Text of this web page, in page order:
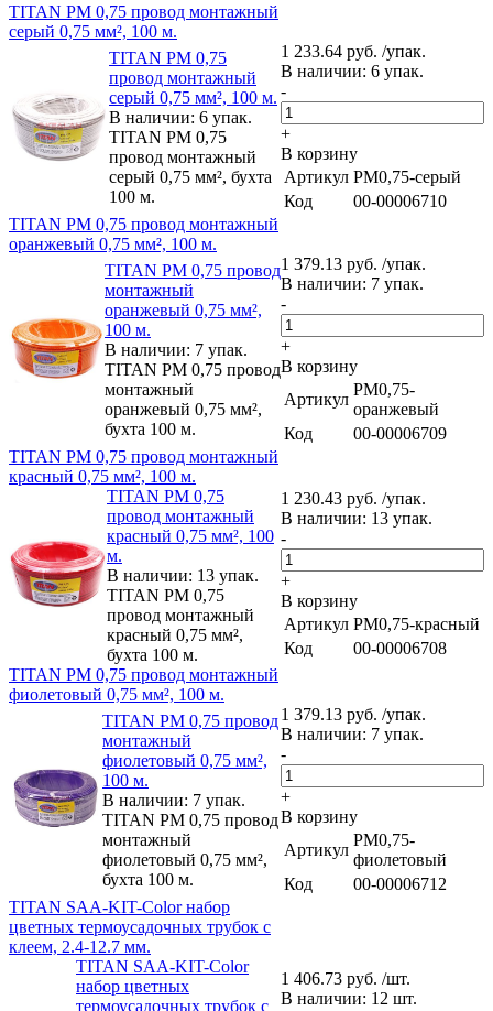
TITAN PM 0,75 провод монтажный
серый 0,75 мм², 100 м.
TITAN PM 0,75
провод монтажный
серый 0,75 мм², 100 м.
В наличии: 6 упак.
TITAN PM 0,75
провод монтажный
серый 0,75 мм², бухта
100 м.
1 233.64 руб. /упак.
В наличии: 6 упак.
-
+
В корзину
Артикул PM0,75-серый
Код
00-00006710
TITAN PM 0,75 провод монтажный
оранжевый 0,75 мм², 100 м.
TITAN PM 0,75 провод
монтажный
оранжевый 0,75 мм²,
100 м.
В наличии: 7 упак.
TITAN PM 0,75 провод
монтажный
оранжевый 0,75 мм²,
бухта 100 м.
1 379.13 руб. /упак.
В наличии: 7 упак.
-
+
В корзину
Артикул
PM0,75-
оранжевый
Код
00-00006709
TITAN PM 0,75 провод монтажный
красный 0,75 мм², 100 м.
TITAN PM 0,75
провод монтажный
красный 0,75 мм², 100
м.
В наличии: 13 упак.
TITAN PM 0,75
провод монтажный
красный 0,75 мм²,
бухта 100 м.
1 230.43 руб. /упак.
В наличии: 13 упак.
-
+
В корзину
Артикул PM0,75-красный
Код
00-00006708
TITAN PM 0,75 провод монтажный
фиолетовый 0,75 мм², 100 м.
TITAN PM 0,75 провод
монтажный
фиолетовый 0,75 мм²,
100 м.
В наличии: 7 упак.
TITAN PM 0,75 провод
монтажный
фиолетовый 0,75 мм²,
бухта 100 м.
1 379.13 руб. /упак.
В наличии: 7 упак.
-
+
В корзину
Артикул
PM0,75-
фиолетовый
Код
00-00006712
TITAN SAA-KIT-Color набор
цветных термоусадочных трубок с
клеем, 2.4-12.7 мм.
TITAN SAA-KIT-Color
набор цветных
термоусадочных трубок с
1 406.73 руб. /шт.
В наличии: 12 шт.